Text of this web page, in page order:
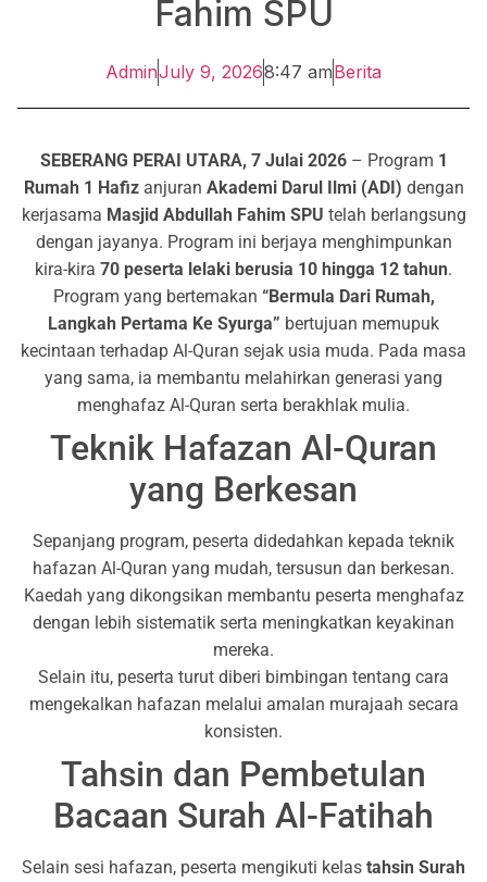
Fahim SPU
AdminJuly 9, 20268:47 amBerita
SEBERANG PERAI UTARA, 7 Julai 2026– Program 1
Rumah 1 Hafizanjuran Akademi Darul Ilmi (ADI) dengan
kerjasama Masjid Abdullah Fahim SPU telah berlangsung
dengan jayanya. Program ini berjaya menghimpunkan
kira-kira 70 peserta lelaki berusia 10 hingga 12 tahun.
Program yang bertemakan “Bermula Dari Rumah,
Langkah Pertama Ke Syurga” bertujuan memupuk
kecintaan terhadap Al-Quran sejak usia muda. Pada masa
yang sama, ia membantu melahirkan generasi yang
menghafaz Al-Quran serta berakhlak mulia.
Teknik Hafazan Al-Quran
yang Berkesan
Sepanjang program, peserta didedahkan kepada teknik
hafazan Al-Quran yang mudah, tersusun dan berkesan.
Kaedah yang dikongsikan membantu peserta menghafaz
dengan lebih sistematik serta meningkatkan keyakinan
mereka.
Selain itu, peserta turut diberi bimbingan tentang cara
mengekalkan hafazan melalui amalan murajaah secara
konsisten.
Tahsin dan Pembetulan
Bacaan Surah Al-Fatihah
Selain sesi hafazan, peserta mengikuti kelas tahsin Surah